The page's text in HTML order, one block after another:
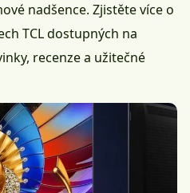
nadšence. Zjistěte více o
TCL dostupných na
recenze a užitečné